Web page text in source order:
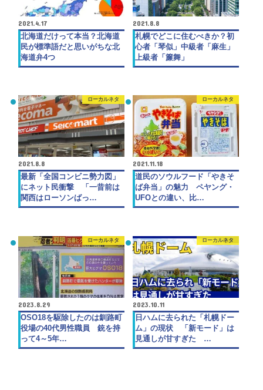
2021.4.17
北海道だけって本当？北海道
民が標準語だと思いがちな北
海道弁4つ
2021.8.8
札幌でどこに住むべきか？初
心者「琴似」中級者「麻生」
上級者「簾舞」
ローカルネタ
2021.8.8
最新「全国コンビニ勢力図」
にネット民衝撃 「一昔前は
関西はローソンばっ…
ローカルネタ
2021.11.18
道民のソウルフード「やきそ
ば弁当」の魅力 ペヤング・
UFOとの違い、比…
ローカルネタ
2023.8.29
OSO18を駆除したのは釧路町
役場の40代男性職員 銃を持
って4～5年…
ローカルネタ
2023.10.11
日ハムに去られた「札幌ドー
ム」の現状 「新モード」は
見通しが甘すぎた …